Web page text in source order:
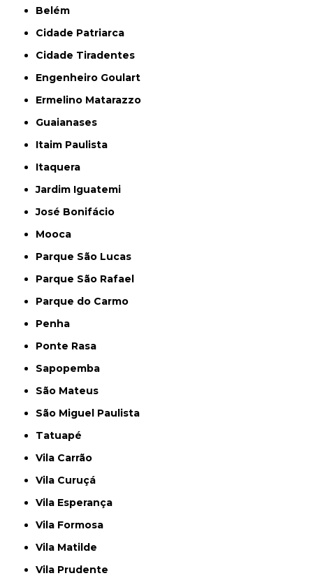
Belém
Cidade Patriarca
Cidade Tiradentes
Engenheiro Goulart
Ermelino Matarazzo
Guaianases
Itaim Paulista
Itaquera
Jardim Iguatemi
José Bonifácio
Mooca
Parque São Lucas
Parque São Rafael
Parque do Carmo
Penha
Ponte Rasa
Sapopemba
São Mateus
São Miguel Paulista
Tatuapé
Vila Carrão
Vila Curuçá
Vila Esperança
Vila Formosa
Vila Matilde
Vila Prudente